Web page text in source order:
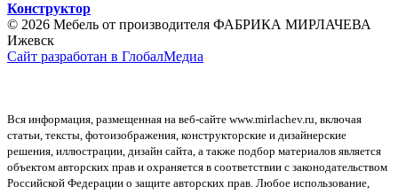
Конструктор
© 2026 Мебель от производителя ФАБРИКА МИРЛАЧЕВА
Ижевск
Сайт разработан в ГлобалМедиа
Вся информация, размещенная на веб-сайте www.mirlachev.ru, включая
статьи, тексты, фотоизображения, конструкторские и дизайнерские
решения, иллюстрации, дизайн сайта, а также подбор материалов является
объектом авторских прав и охраняется в соответствии с законодательством
Российской Федерации о защите авторских прав. Любое использование,